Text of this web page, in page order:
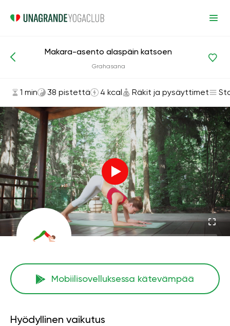
Asanat ja harjoitukset
Makara-asento alaspäin katsoen
Grahasana
1 min 38 pistettä 4 kcal Räkit ja pysäyttimet
Mobiilisovelluksessa kätevämpää
Hyödyllinen vaikutus